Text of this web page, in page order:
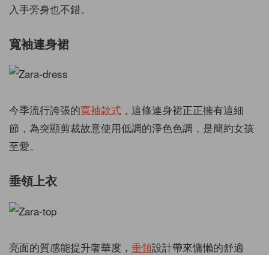
入手旁身也不錯。
寬袖連身裙
今季流行誇張的寬袖款式 ，這條連身裙正正擁有這細
節，為突顯剪裁故意使用低調的淨色色調，是簡約女孩
至愛。
垂領上衣
亮面的質感能提升奢華度， 垂領設計帶來慵懶的舒適